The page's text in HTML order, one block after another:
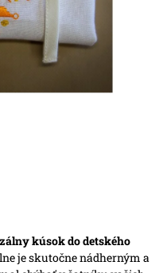
kúsok do detského
je skutočne nádherným a